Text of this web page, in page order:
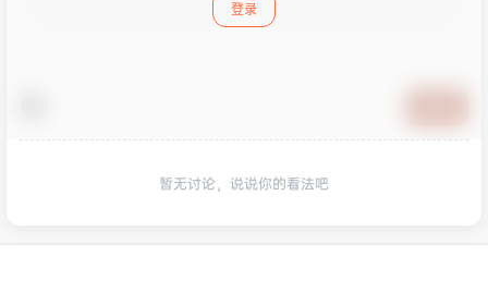
登录
暂无讨论，说说你的看法吧